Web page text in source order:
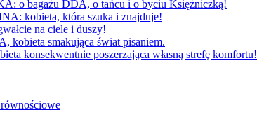
o bagażu DDA, o tańcu i o byciu Księżniczką!
kobieta, która szuka i znajduje!
na ciele i duszy!
smakująca świat pisaniem.
konsekwentnie poszerzająca własną strefę komfortu!